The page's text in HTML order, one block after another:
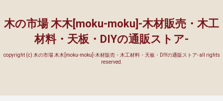
木の市場 木木[moku-moku]-木材販売・木工
材料・天板・DIYの通販ストア-
copyright (c) 木の市場 木木[moku-moku]-木材販売・木工材料・天板・DIYの通販ストア- all rights
reserved.